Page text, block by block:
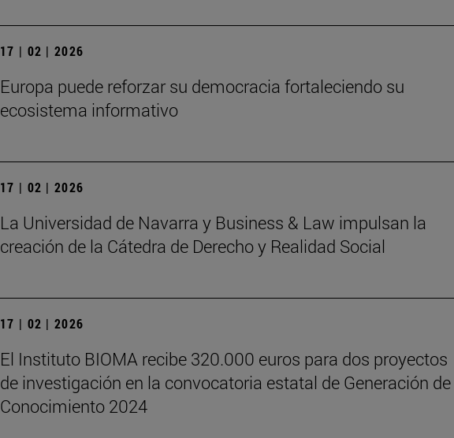
17 | 02 | 2026
Europa puede reforzar su democracia fortaleciendo su
ecosistema informativo
17 | 02 | 2026
La Universidad de Navarra y Business & Law impulsan la
creación de la Cátedra de Derecho y Realidad Social
17 | 02 | 2026
El Instituto BIOMA recibe 320.000 euros para dos proyectos
de investigación en la convocatoria estatal de Generación de
Conocimiento 2024